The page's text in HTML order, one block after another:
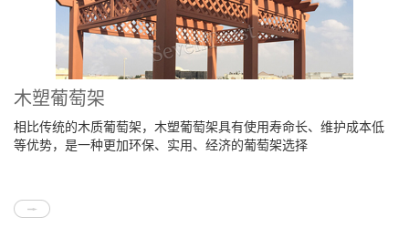
木塑葡萄架
相比传统的木质葡萄架，木塑葡萄架具有使用寿命长、维护成本低
等优势，是一种更加环保、实用、经济的葡萄架选择